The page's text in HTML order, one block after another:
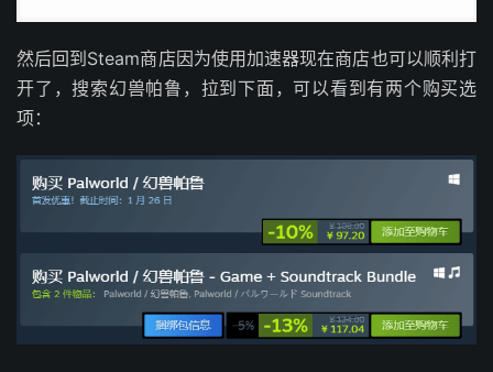
然后回到Steam商店因为使用加速器现在商店也可以顺利打
开了，搜索幻兽帕鲁，拉到下面，可以看到有两个购买选
项：